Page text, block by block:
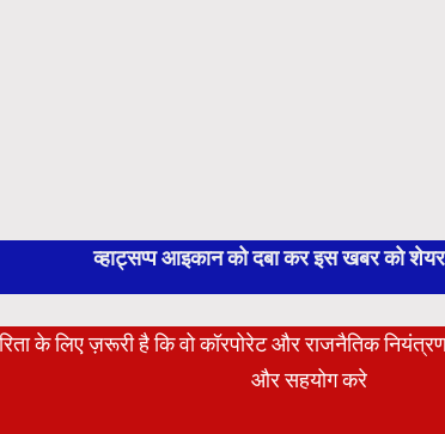
व्हाट्सप्प आइकान को दबा कर इस खबर को
के लिए ज़रूरी है कि वो कॉरपोरेट और राजनैतिक
और सहयोग करे